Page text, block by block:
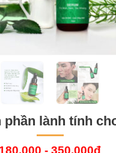
phần lành tính
180.000 - 350.000đ